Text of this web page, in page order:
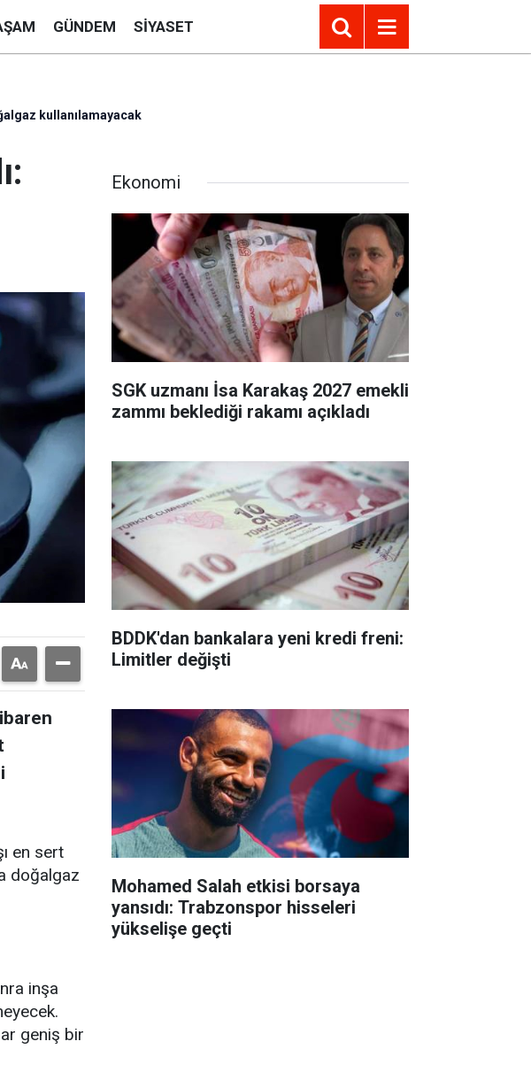
GÜNDEM SIYASET
kullanılamayacak
en sert
doğalgaz
inşa
geniş bir
Ekonomi
SGK uzmanı İsa Karakaş 2027 emekli
zammı beklediği rakamı açıkladı
BDDK'dan bankalara yeni kredi freni:
Limitler değişti
Mohamed Salah etkisi borsaya
yansıdı: Trabzonspor hisseleri
yükselişe geçti